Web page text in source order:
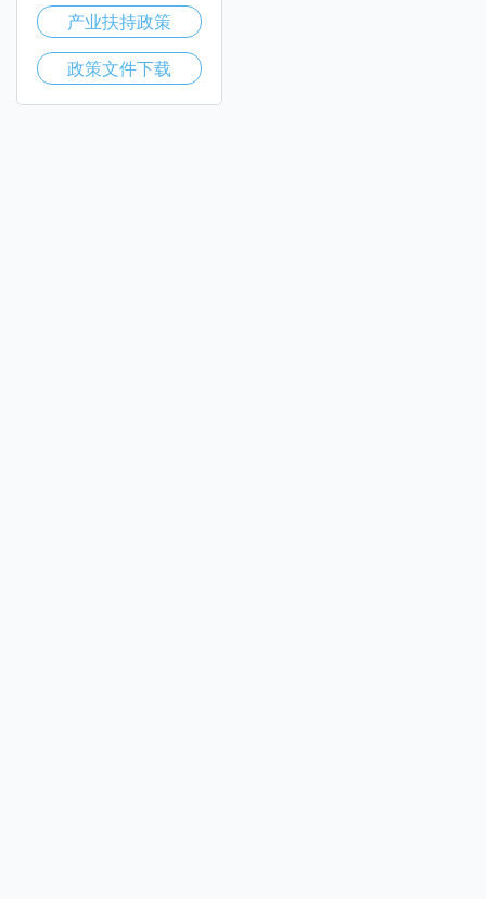
产业扶持政策
政策文件下载